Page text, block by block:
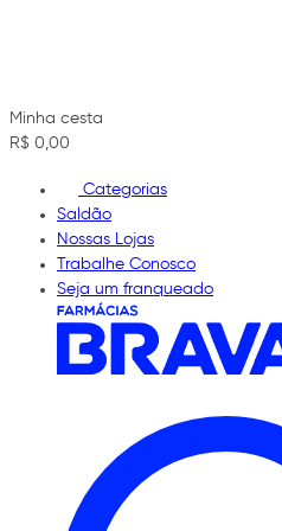
Minha cesta
R$ 0,00
Categorias
Saldão
Nossas Lojas
Trabalhe Conosco
Seja um franqueado